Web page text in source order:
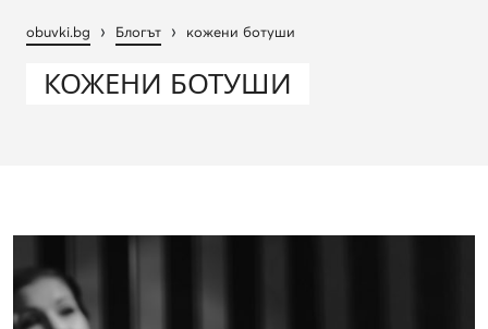
obuvki.bg › Блогът › кожени ботуши
КОЖЕНИ БОТУШИ